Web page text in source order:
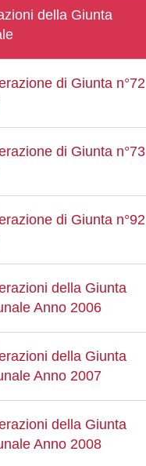
della Giunta
di Giunta n°72
di Giunta n°73
di Giunta n°92
della Giunta
Anno 2006
della Giunta
Anno 2007
della Giunta
Anno 2008